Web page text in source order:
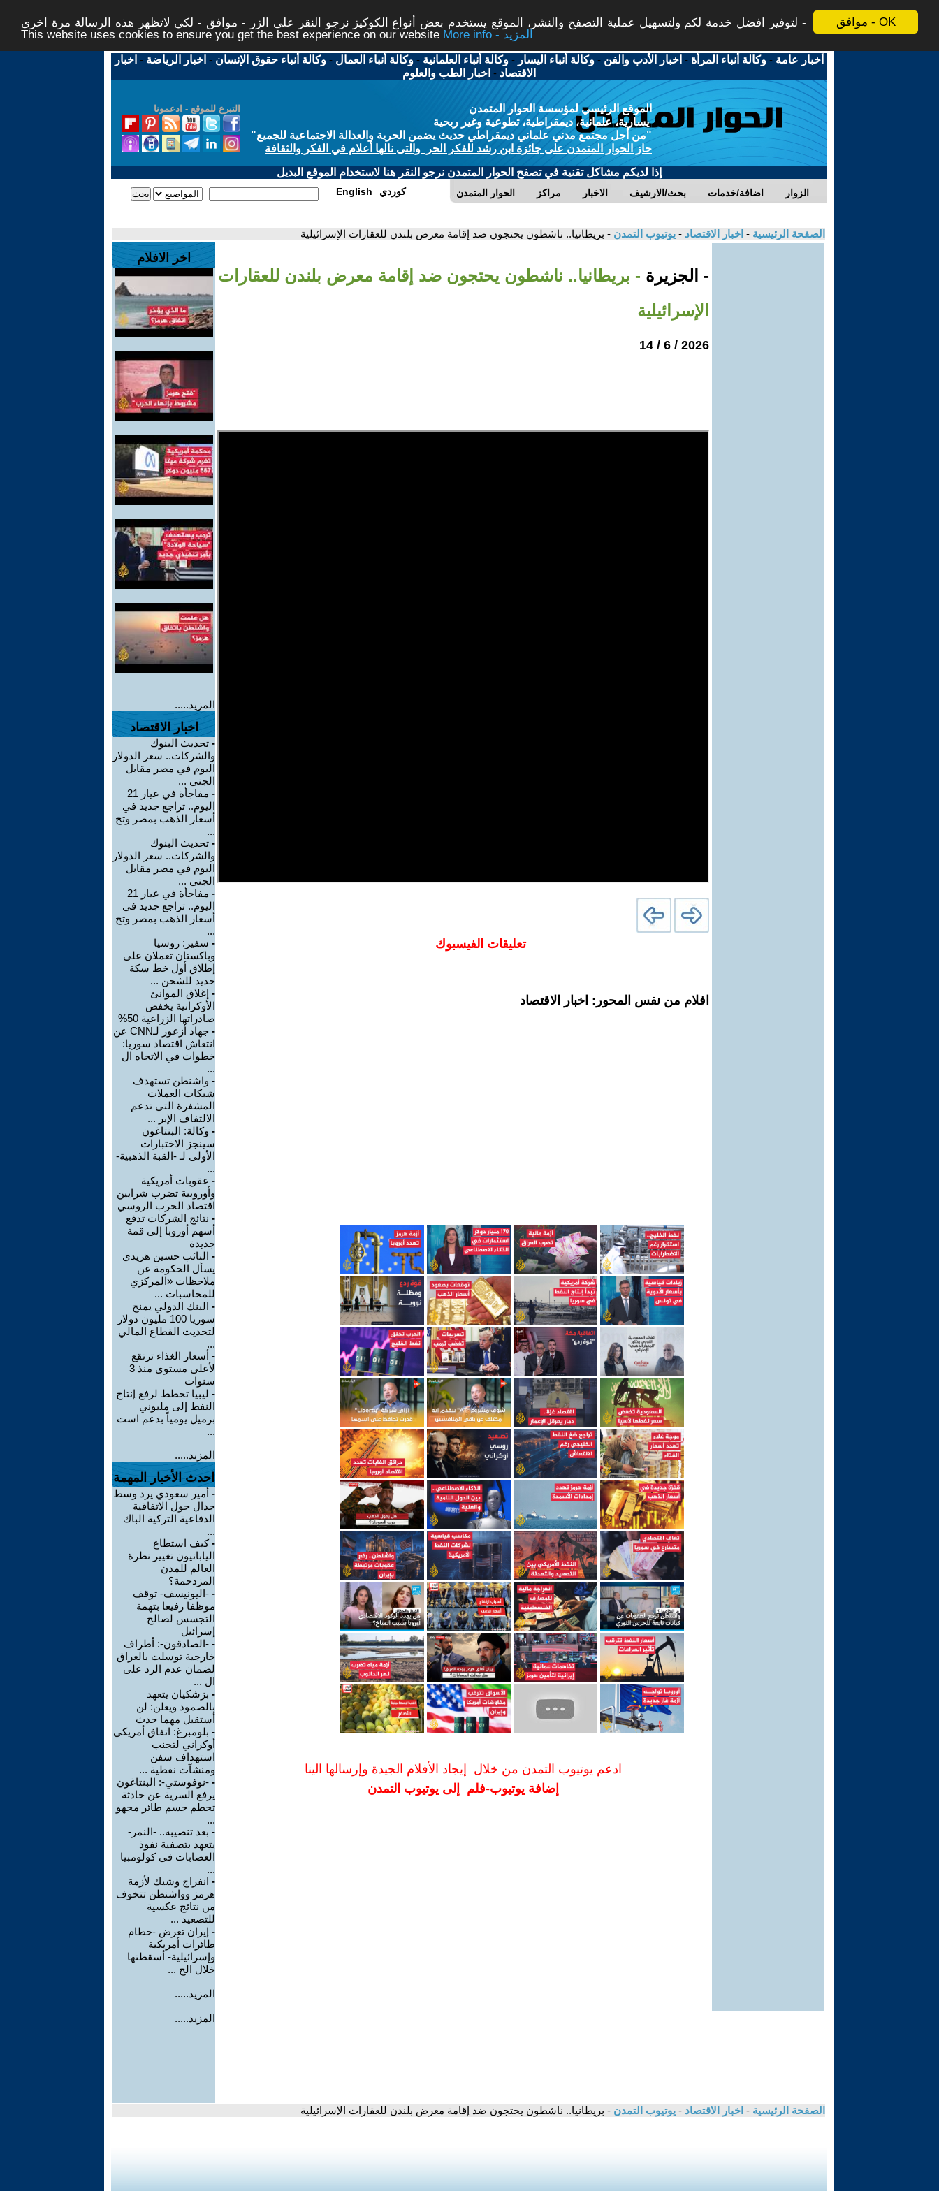
موافق - OK
لتوفير افضل خدمة لكم ولتسهيل عملية التصفح والنشر، الموقع يستخدم بعض أنواع الكوكيز نرجو النقر على الزر - موافق - لكي لاتظهر هذه الرسالة مرة اخرى -
This website uses cookies to ensure you get the best experience on our website
More info - المزيد
أخبار عامة -وكالة أنباء المرأة - اخبار الأدب والفن -وكالة أنباء اليسار -وكالة أنباء العلمانية -وكالة أنباء العمال -وكالة أنباء حقوق الإنسان - اخبار الرياضة - اخبار
الاقتصاد - اخبار الطب والعلوم
التبرع للموقع - ادعمونا
الموقع الرئيسي لمؤسسة الحوار المتمدن
يسارية، علمانية، ديمقراطية، تطوعية وغير ربحية
"من أجل مجتمع مدني علماني ديمقراطي حديث يضمن الحرية والعدالة الاجتماعية للجميع"
حاز الحوار المتمدن على جائزة ابن رشد للفكر الحر والتى نالها أعلام في الفكر والثقافة
إذا لديكم مشاكل تقنية في تصفح الحوار المتمدن نرجو النقر هنا لاستخدام الموقع البديل
الحوار المتمدن مراكز الاخبار بحث/الارشيف اضافة/خدمات الزوار English كوردي
الصفحة الرئيسية - اخبار الاقتصاد - يوتيوب التمدن - بريطانيا.. ناشطون يحتجون ضد إقامة معرض بلندن للعقارات الإسرائيلية
- الجزيرة - بريطانيا.. ناشطون يحتجون ضد إقامة معرض بلندن للعقارات
الإسرائيلية
2026 / 6 / 14
تعليقات الفيسبوك
افلام من نفس المحور: اخبار الاقتصاد
ادعم يوتيوب التمدن من خلال إيجاد الأفلام الجيدة وإرسالها الينا
إضافة يوتيوب-فلم إلى يوتيوب التمدن
اخر الافلام
المزيد.....
اخبار الاقتصاد
- تحديث البنوك
والشركات.. سعر الدولار
اليوم في مصر مقابل
الجني ...
-
مفاجأة في عيار 21
اليوم.. تراجع جديد في
أسعار الذهب بمصر وتح
...
- تحديث البنوك
والشركات.. سعر الدولار
اليوم في مصر مقابل
الجني ...
-
مفاجأة في عيار 21
اليوم.. تراجع جديد في
أسعار الذهب بمصر وتح
...
- سفير: روسيا
وباكستان تعملان على
إطلاق أول خط سكة
حديد للشحن ...
- إغلاق الموانئ
الأوكرانية يخفض
صادراتها الزراعية 50%
-
جهاد أزعور لـCNN عن
انتعاش اقتصاد سوريا:
خطوات في الاتجاه ال
...
- واشنطن تستهدف
شبكات العملات
المشفرة التي تدعم
الالتفاف الإير ...
- وكالة: البنتاغون
سينجز الاختبارات
الأولى لـ -القبة الذهبية-
...
- عقوبات أمريكية
وأوروبية تضرب شرايين
اقتصاد الحرب الروسي
- نتائج الشركات تدفع
أسهم أوروبا إلى قمة
جديدة
- النائب حسين هريدي
يسأل الحكومة عن
ملاحظات «المركزي
للمحاسبات ...
- البنك الدولي يمنح
سوريا 100 مليون دولار
لتحديث القطاع المالي
...
- أسعار الغذاء ترتقع
لأعلى مستوى منذ 3
سنوات
- ليبيا تخطط لرفع إنتاج
النفط إلى مليوني
برميل يومياً بدعم است
...
المزيد.....
احدث الأخبار المهمة
- أمير سعودي يرد وسط
جدال حول الاتفاقية
الدفاعية التركية الباك
...
-كيف استطاع
اليابانيون تغيير نظرة
العالم للمدن
المزدحمة؟
- -اليونيسف- توقف
موظفا رفيعا بتهمة
التجسس لصالح
إسرائيل
- -الصادقون-: أطراف
خارجية توسلت بالعراق
لضمان عدم الرد على
ال ...
- بزشكيان يتعهد
بالصمود ويعلن: لن
أستقيل مهما حدث
- بلومبرغ: اتفاق أمريكي
أوكراني لتجنب
استهداف سفن
ومنشآت نفطية ...
- -نوفوستي-: البنتاغون
يرفع السرية عن حادثة
تحطم جسم طائر مجهو
...
- بعد تنصيبه.. -النمر-
يتعهد بتصفية نفوذ
العصابات في كولومبيا
...
- انفراج وشيك لأزمة
هرمز وواشنطن تتخوف
من نتائج عكسية
للتصعيد ...
- إيران تعرض -حطام
طائرات أمريكية
وإسرائيلية- أسقطتها
خلال الح ...
المزيد.....
المزيد.....
الصفحة الرئيسية - اخبار الاقتصاد - يوتيوب التمدن - بريطانيا.. ناشطون يحتجون ضد إقامة معرض بلندن للعقارات الإسرائيلية